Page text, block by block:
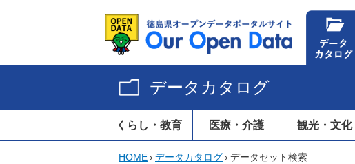
データカタログ
くらし・教育 医療・介護 観光・文化
HOME› データカタログ› データセット検索